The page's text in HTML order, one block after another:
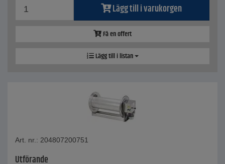
Lägg till i varukorgen
Få en offert
Lägg till i listan
Art. nr.: 204807200751
Utförande